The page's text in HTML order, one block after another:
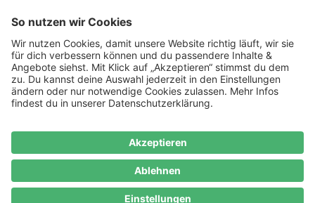
Zahlungsarten Versandinfos Alle Hilfe-Themen
Zufriedenheitsgarantie
Service
Service
AGB VERTRAG WIDERRUFEN Datenschutz
Ombudsmann
Barrierefreiheit Lieferantenkodex Bestell-Prozess
Samsung Handyhüllen
Handyhüllen Handyketten
Cookie Consent
* Preisangaben inkl. Mwst. und zzgl.Versandkosten